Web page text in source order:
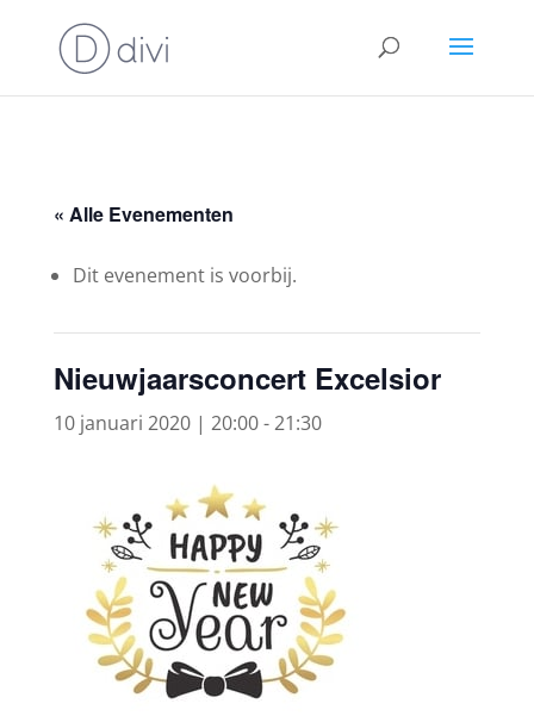
« Alle Evenementen
Dit evenement is voorbij.
Nieuwjaarsconcert Excelsior
10 januari 2020 | 20:00-21:30